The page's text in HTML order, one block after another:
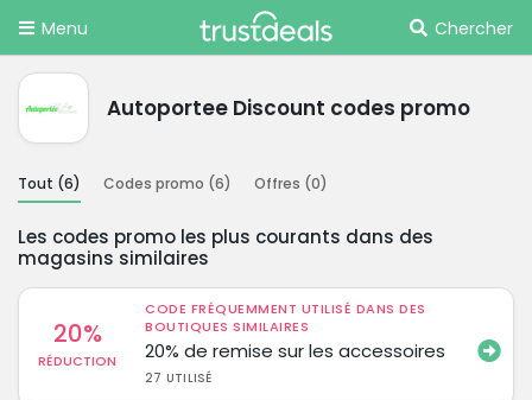
Menu Chercher
Autoportee Discount codes promo
Tout (6) Codes promo (6) Offres (0)
Les codes promo les plus courants dans des
magasins similaires
20%
RÉDUCTION
CODE FRÉQUEMMENT UTILISÉ DANS DES
BOUTIQUES SIMILAIRES
20% de remise sur les accessoires
27 UTILISÉ